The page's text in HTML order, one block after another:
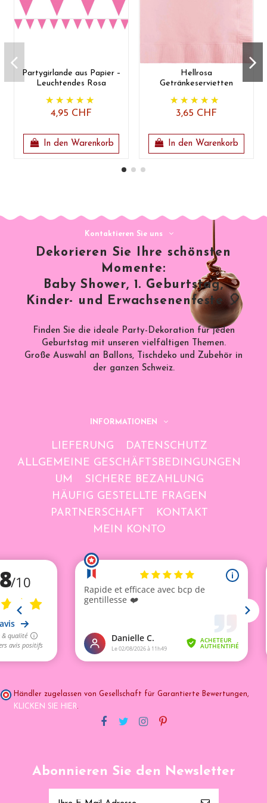
Partygirlande aus Papier –
Leuchtendes Rosa
4,95 CHF
In den Warenkorb
Hellrosa
Getränkeservietten
3,65 CHF
In den Warenkorb
Kontaktieren Sie uns
Dekorieren Sie Ihre schönsten
Momente:
Baby Shower, 1. Geburtstag,
Kinder- und Erwachsenenfeste 🎈
Finden Sie die ideale Party-Dekoration für jeden
Geburtstag mit unseren vielfältigen Themen.
Große Auswahl an Ballons, Tischdeko und Zubehör in
der ganzen Schweiz.
INFORMATIONEN
LIEFERUNG
DATENSCHUTZ
ALLGEMEINE GESCHÄFTSBEDINGUNGEN
UM
SICHERE BEZAHLUNG
HÄUFIG GESTELLTE FRAGEN
PARTNERSCHAFT
KONTAKT
MEIN KONTO
Händler zugelassen von Gesellschaft für Garantierte Bewertungen,
KLICKEN SIE HIER.
Abonnieren Sie den Newsletter